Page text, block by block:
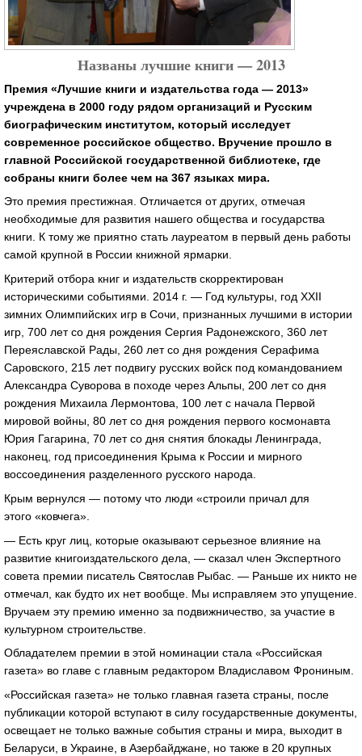
Названы лучшие книги — 2013
Премия «Лучшие книги и издательства года — 2013»
учреждена в 2000 году рядом организаций и Русским
биографическим институтом, который исследует
современное российское общество. Вручение прошло в
главной Российской государственной библиотеке, где
собраны книги более чем на 367 языках мира.
Это премия престижная. Отличается от других, отмечая
необходимые для развития нашего общества и государства
книги. К тому же приятно стать лауреатом в первый день работы
самой крупной в России книжной ярмарки.
Критерий отбора книг и издательств скорректирован
историческими событиями. 2014 г. — Год культуры, год XXII
зимних Олимпийских игр в Сочи, признанных лучшими в истории
игр, 700 лет со дня рождения Сергия Радонежского, 360 лет
Переяславской Рады, 260 лет со дня рождения Серафима
Саровского, 215 лет подвигу русских войск под командованием
Александра Суворова в походе через Альпы, 200 лет со дня
рождения Михаила Лермонтова, 100 лет с начала Первой
мировой войны, 80 лет со дня рождения первого космонавта
Юрия Гагарина, 70 лет со дня снятия блокады Ленинграда,
наконец, год присоединения Крыма к России и мирного
воссоединения разделенного русского народа.
Крым вернулся — потому что люди «строили причал для
этого «ковчега».
— Есть круг лиц, которые оказывают серьезное влияние на
развитие книгоиздательского дела, — сказал член Экспертного
совета премии писатель Святослав Рыбас. — Раньше их никто не
отмечал, как будто их нет вообще. Мы исправляем это упущение.
Вручаем эту премию именно за подвижничество, за участие в
культурном строительстве.
Обладателем премии в этой номинации стала «Российская
газета» во главе с главным редактором Владиславом Фрониным.
«Российская газета» не только главная газета страны, после
публикации которой вступают в силу государственные документы,
освещает не только важные события страны и мира, выходит в
Беларуси, в Украине, в Азербайджане, но также в 20 крупных